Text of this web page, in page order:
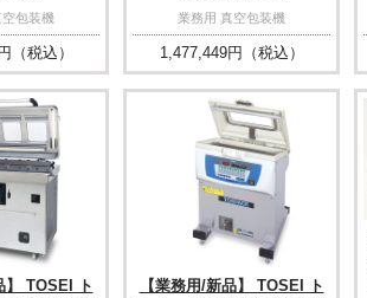
包装機
（税込）
業務用 真空包装機
1,477,449円（税込）
】 TOSEI ト
【業務用/新品】 TOSEI ト